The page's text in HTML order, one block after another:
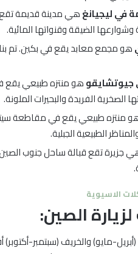
في ليجيانغهي مدينة قديمة
وشوارعها الضيقة وقنواتها المائية.
هو مجمع معابد يقع في بكين. تم
جيوتشايقوهو منتزه طبيعي
الصخرية الفريدة والبحيرات الملونة.
منتزه طبيعي يقع في مقاطعة
الطبيعية الجبلية.
جزيرة تقع قبالة ساحل جنوب الصين.
الاسيوية
الصين:
(أبريل-مايو) والخريف (سبتمبر-